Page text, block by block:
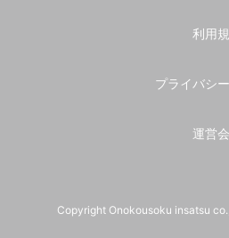
利用
プライバシ
運営
Copyright Onokousoku insatsu